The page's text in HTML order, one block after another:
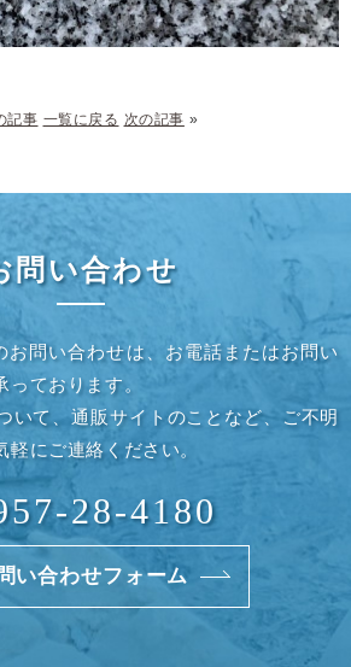
記事 一覧に戻る 次の記事 »
問い合わせ
お問い合わせは、お電話またはお問い
ております。
いて、通販サイトのことなど、ご不明
にご連絡ください。
28-4180
い合わせフォーム